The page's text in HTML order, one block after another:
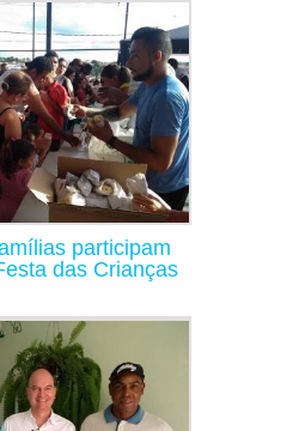
participam
das Crianças